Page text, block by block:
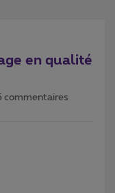
en qualité
commentaires